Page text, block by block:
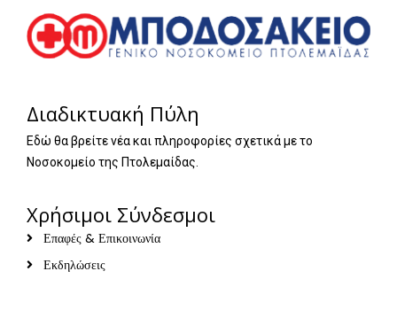
Διαδικτυακή Πύλη
Εδώ θα βρείτε νέα και πληροφορίες σχετικά με το
Νοσοκομείο της Πτολεμαίδας.
Χρήσιμοι Σύνδεσμοι
Επαφές & Επικοινωνία
Εκδηλώσεις